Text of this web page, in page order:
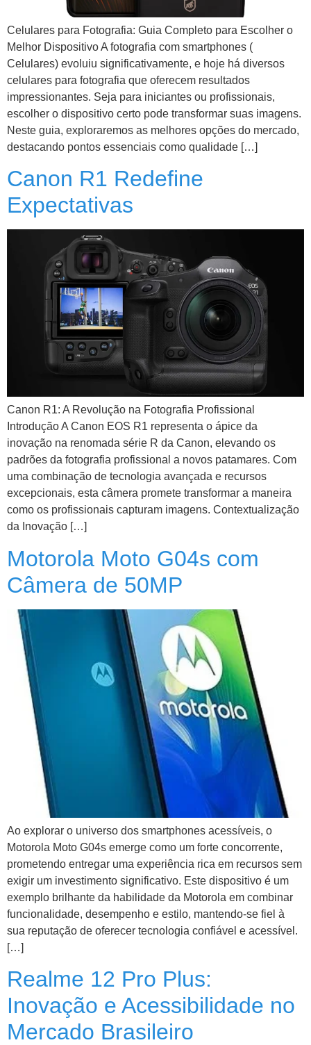
Celulares para Fotografia: Guia Completo para Escolher o
Melhor Dispositivo A fotografia com smartphones (
Celulares) evoluiu significativamente, e hoje há diversos
celulares para fotografia que oferecem resultados
impressionantes. Seja para iniciantes ou profissionais,
escolher o dispositivo certo pode transformar suas imagens.
Neste guia, exploraremos as melhores opções do mercado,
destacando pontos essenciais como qualidade […]
Canon R1 Redefine
Expectativas
Canon R1: A Revolução na Fotografia Profissional
Introdução A Canon EOS R1 representa o ápice da
inovação na renomada série R da Canon, elevando os
padrões da fotografia profissional a novos patamares. Com
uma combinação de tecnologia avançada e recursos
excepcionais, esta câmera promete transformar a maneira
como os profissionais capturam imagens. Contextualização
da Inovação […]
Motorola Moto G04s com
Câmera de 50MP
Ao explorar o universo dos smartphones acessíveis, o
Motorola Moto G04s emerge como um forte concorrente,
prometendo entregar uma experiência rica em recursos sem
exigir um investimento significativo. Este dispositivo é um
exemplo brilhante da habilidade da Motorola em combinar
funcionalidade, desempenho e estilo, mantendo-se fiel à
sua reputação de oferecer tecnologia confiável e acessível.
[…]
Realme 12 Pro Plus:
Inovação e Acessibilidade no
Mercado Brasileiro